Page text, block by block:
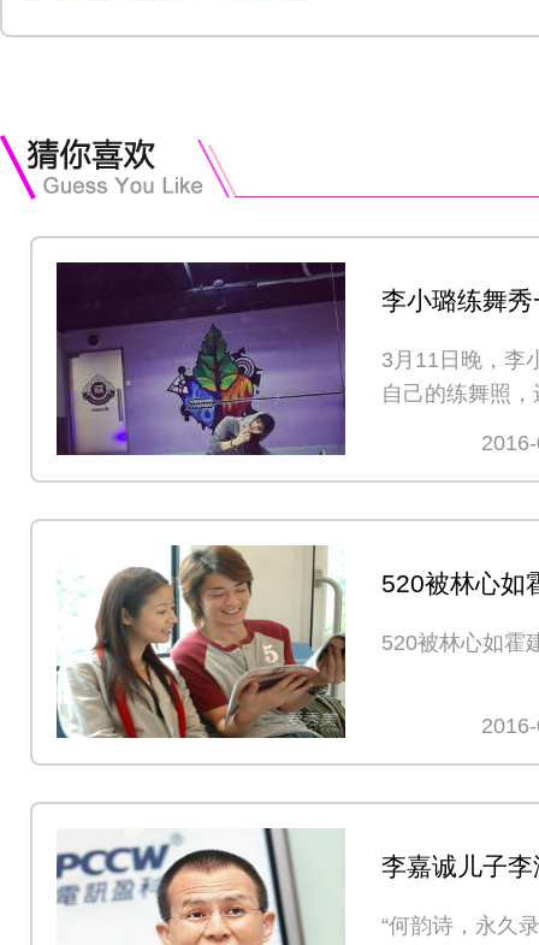
李小璐练舞
3月11日晚，李
自己的练舞照
520被林心如
520被林心如霍
李嘉诚儿子
独
“何韵诗，永久